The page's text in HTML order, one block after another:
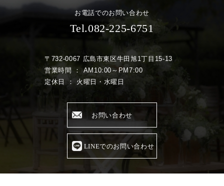
お電話でのお問い合わせ
Tel.082-225-6751
〒732-0067 広島市東区牛田旭1丁目15-13
営業時間 ： AM10:00～PM7:00
定休日 ： 火曜日・水曜日
お問い合わせ
LINEでのお問い合わせ